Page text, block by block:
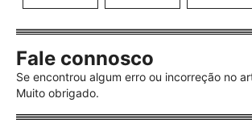
Fale connosco
Se encontrou algum erro ou incorreção no
Muito obrigado.